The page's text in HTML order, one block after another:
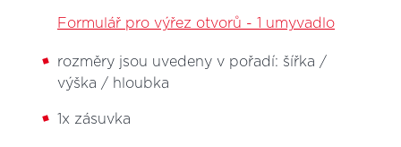
Formulář pro výřez otvorů - 1 umyvadlo
rozměry jsou uvedeny v pořadí: šířka /
výška / hloubka
1x zásuvka